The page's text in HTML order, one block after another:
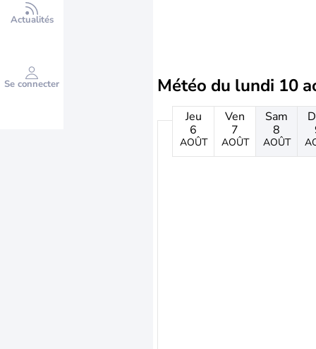
Actualités
Se connecter Météo du lundi 10
Jeu
6
AOÛT
Ven
7
AOÛT
Sam
8
AOÛT